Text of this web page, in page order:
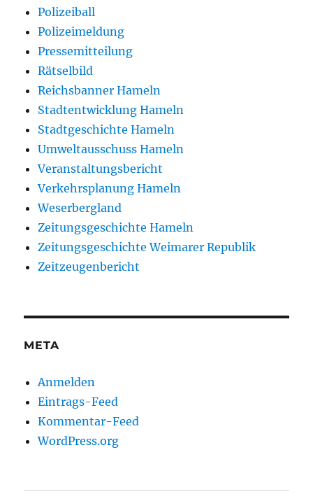
Polizeiball
Polizeimeldung
Pressemitteilung
Rätselbild
Reichsbanner Hameln
Stadtentwicklung Hameln
Stadtgeschichte Hameln
Umweltausschuss Hameln
Veranstaltungsbericht
Verkehrsplanung Hameln
Weserbergland
Zeitungsgeschichte Hameln
Zeitungsgeschichte Weimarer Republik
Zeitzeugenbericht
META
Anmelden
Eintrags-Feed
Kommentar-Feed
WordPress.org